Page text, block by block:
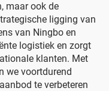
maar ook de
ligging van
van Ningbo en
logistiek en zorgt
klanten. Met
we voortdurend
te verbeteren